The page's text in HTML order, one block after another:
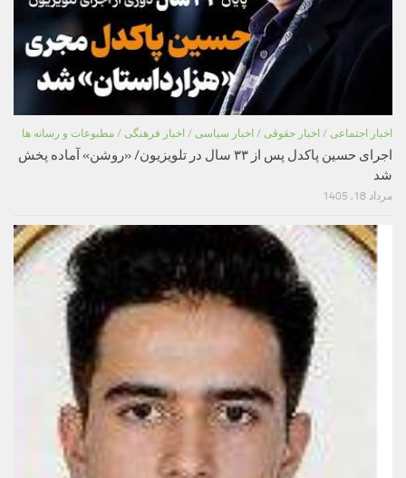
اخبار اجتماعی / اخبار حقوقی / اخبار سیاسی / اخبار فرهنگی / مطبوعات و رسانه ها
اجرای حسین پاکدل پس از ۳۳ سال در تلویزیون/ «روشن» آماده پخش
شد
مرداد 18, 1405